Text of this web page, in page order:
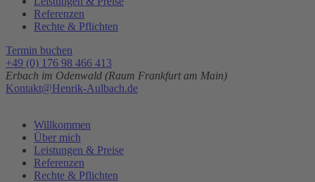
Referenzen
Rechte & Pflichten
Termin buchen
+49 (0) 176 98 466 413
Erbach im Odenwald (Raum Frankfurt am Main)
Kontakt@Henrik-Aulbach.de
Willkommen
Über mich
Leistungen & Preise
Referenzen
Rechte & Pflichten